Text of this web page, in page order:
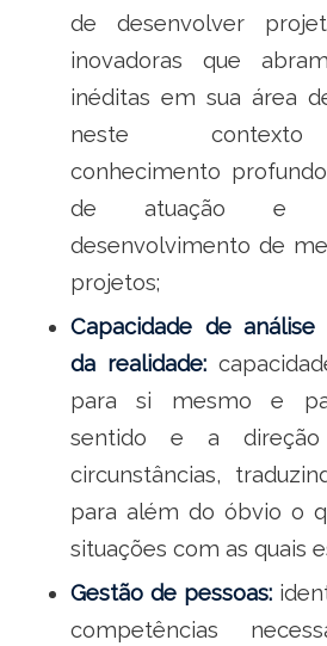
de desenvolver
inovadoras que
inéditas em sua área
neste contexto
conhecimento
de atuação e
desenvolvimento de
projetos;
Capacidade de
da realidade:
para si mesmo e
sentido e a
circunstâncias,
para além do óbvio o
situações com as quais
Gestão de pessoas:
competências